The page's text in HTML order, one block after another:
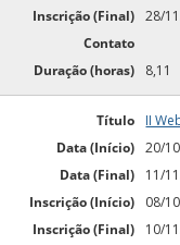
Inscrição (Final)
28/
Contato
Duração (horas)
8,11
Título
II
Data (Início)
20/
Data (Final)
11/
Inscrição (Início)
08/
Inscrição (Final)
10/